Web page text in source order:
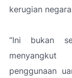
kerugian
“Ini bukan
penggunaan